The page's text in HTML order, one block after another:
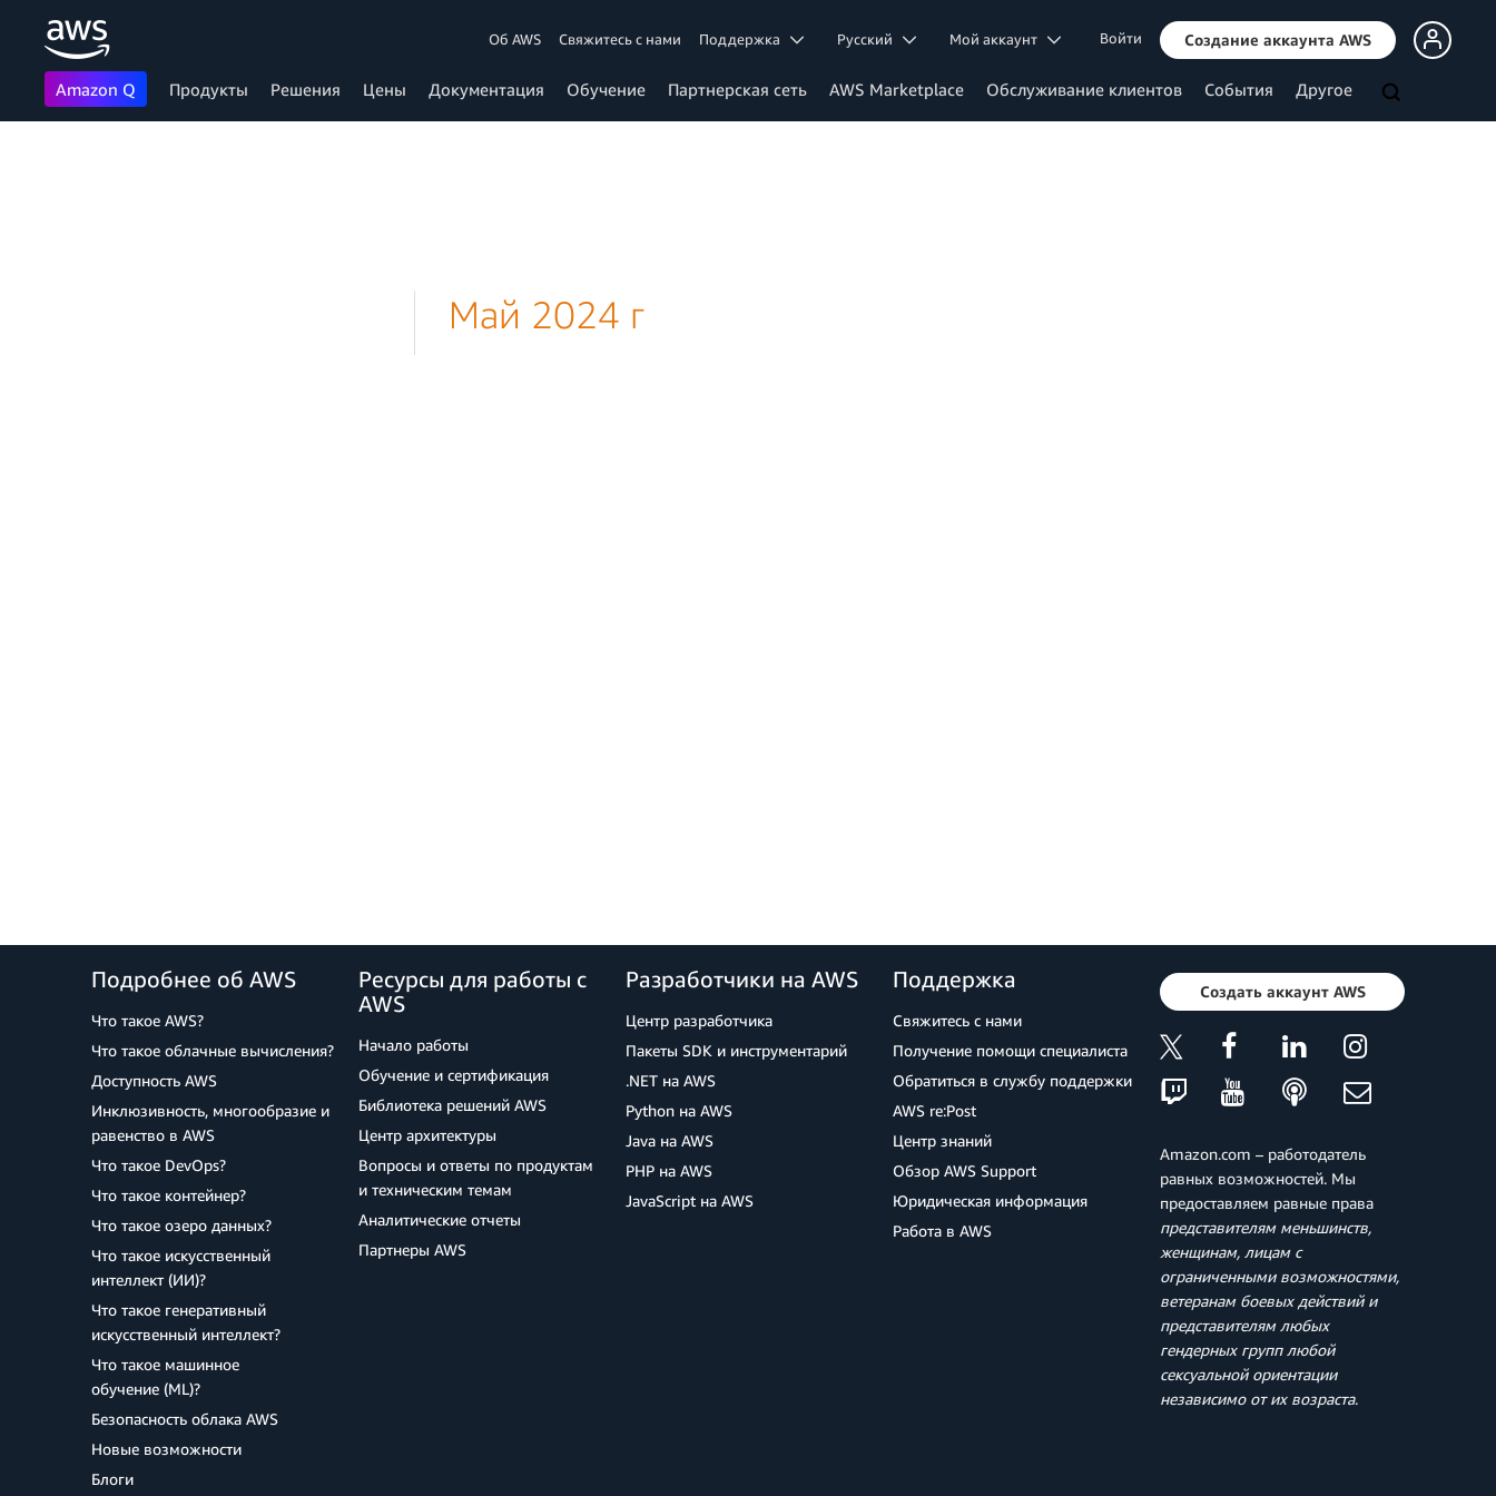
Об AWS Свяжитесь с нами Поддержка Ρусский Мой аккаунт Войти Создание аккаунта AWS
Amazon Q Продукты Решения Цены Документация Обучение Партнерская сеть AWS Marketplace Обслуживание клиентов События Другое
Май 2024 г
Подробнее об AWS
Что такое AWS?
Что такое облачные вычисления?
Доступность AWS
Инклюзивность, многообразие и
равенство в AWS
Что такое DevOps?
Что такое контейнер?
Что такое озеро данных?
Что такое искусственный
интеллект (ИИ)?
Что такое генеративный
искусственный интеллект?
Что такое машинное
обучение (ML)?
Безопасность облака AWS
Новые возможности
Блоги
Ресурсы для работы с
AWS
Начало работы
Обучение и сертификация
Библиотека решений AWS
Центр архитектуры
Вопросы и ответы по продуктам
и техническим темам
Аналитические отчеты
Партнеры AWS
Разработчики на AWS
Центр разработчика
Пакеты SDK и инструментарий
.NET на AWS
Python на AWS
Java на AWS
PHP на AWS
JavaScript на AWS
Поддержка
Свяжитесь с нами
Получение помощи специалиста
Обратиться в службу поддержки
AWS re:Post
Центр знаний
Обзор AWS Support
Юридическая информация
Работа в AWS
Создать аккаунт AWS
Amazon.com – работодатель
равных возможностей. Мы
предоставляем равные права
представителям меньшинств,
женщинам, лицам с
ограниченными возможностями,
ветеранам боевых действий и
представителям любых
гендерных групп любой
сексуальной ориентации
независимо от их возраста.